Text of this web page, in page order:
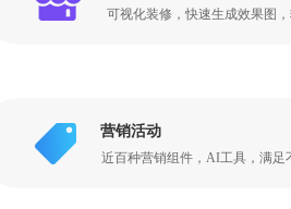
可视化装修，快速生成效果图
营销活动
近百种营销组件，AI工具，满足